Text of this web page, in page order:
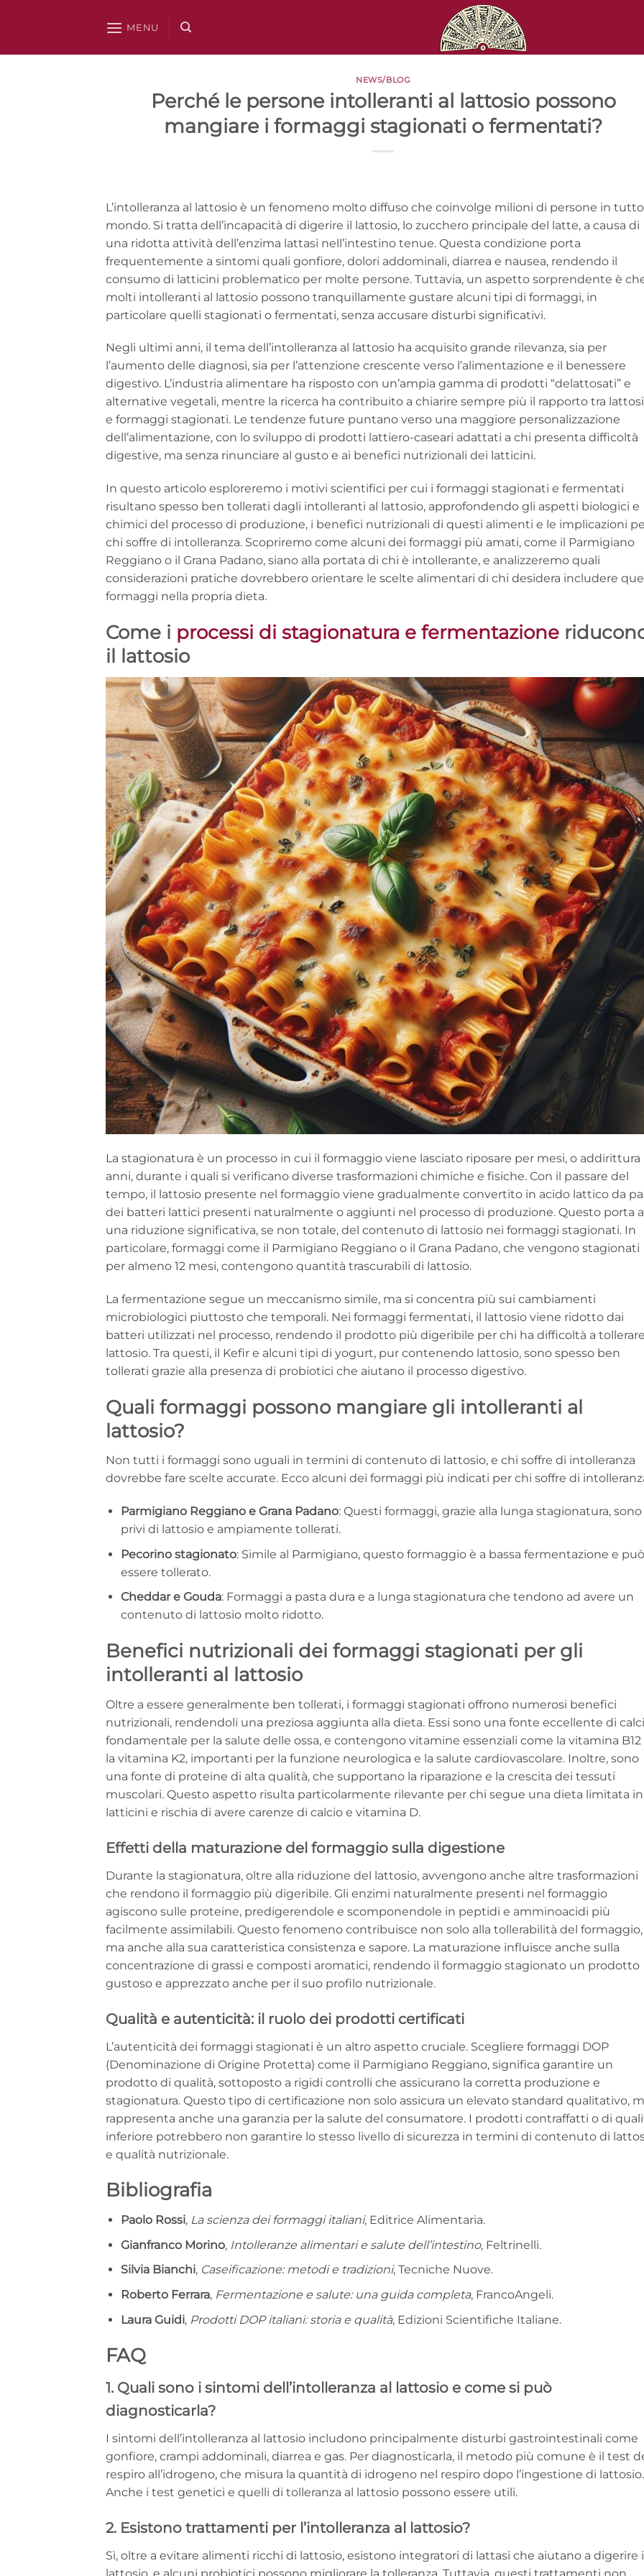
MENU
NEWS/BLOG
Perché le persone intolleranti al lattosio possono
mangiare i formaggi stagionati o fermentati?
L’intolleranza al lattosio è un fenomeno molto diffuso che coinvolge milioni di persone in
mondo. Si tratta dell’incapacità di digerire il lattosio, lo zucchero principale del latte, a causa di
una ridotta attività dell’enzima lattasi nell’intestino tenue. Questa condizione porta
frequentemente a sintomi quali gonfiore, dolori addominali, diarrea e nausea, rendendo il
consumo di latticini problematico per molte persone. Tuttavia, un aspetto sorprendente è
molti intolleranti al lattosio possono tranquillamente gustare alcuni tipi di formaggi, in
particolare quelli stagionati o fermentati, senza accusare disturbi significativi.
Negli ultimi anni, il tema dell’intolleranza al lattosio ha acquisito grande rilevanza, sia per
l’aumento delle diagnosi, sia per l’attenzione crescente verso l’alimentazione e il benessere
digestivo. L’industria alimentare ha risposto con un’ampia gamma di prodotti “delattosati” e
alternative vegetali, mentre la ricerca ha contribuito a chiarire sempre più il rapporto tra
e formaggi stagionati. Le tendenze future puntano verso una maggiore personalizzazione
dell’alimentazione, con lo sviluppo di prodotti lattiero-caseari adattati a chi presenta difficoltà
digestive, ma senza rinunciare al gusto e ai benefici nutrizionali dei latticini.
In questo articolo esploreremo i motivi scientifici per cui i formaggi stagionati e fermentati
risultano spesso ben tollerati dagli intolleranti al lattosio, approfondendo gli aspetti biologici e
chimici del processo di produzione, i benefici nutrizionali di questi alimenti e le implicazioni
chi soffre di intolleranza. Scopriremo come alcuni dei formaggi più amati, come il Parmigiano
Reggiano o il Grana Padano, siano alla portata di chi è intollerante, e analizzeremo quali
considerazioni pratiche dovrebbero orientare le scelte alimentari di chi desidera includere
formaggi nella propria dieta.
Come i processi di stagionatura e fermentazione
il lattosio
La stagionatura è un processo in cui il formaggio viene lasciato riposare per mesi, o addirittura
anni, durante i quali si verificano diverse trasformazioni chimiche e fisiche. Con il passare del
tempo, il lattosio presente nel formaggio viene gradualmente convertito in acido lattico da
dei batteri lattici presenti naturalmente o aggiunti nel processo di produzione. Questo porta a
una riduzione significativa, se non totale, del contenuto di lattosio nei formaggi stagionati. In
particolare, formaggi come il Parmigiano Reggiano o il Grana Padano, che vengono stagionati
per almeno 12 mesi, contengono quantità trascurabili di lattosio.
La fermentazione segue un meccanismo simile, ma si concentra più sui cambiamenti
microbiologici piuttosto che temporali. Nei formaggi fermentati, il lattosio viene ridotto dai
batteri utilizzati nel processo, rendendo il prodotto più digeribile per chi ha difficoltà a
lattosio. Tra questi, il Kefir e alcuni tipi di yogurt, pur contenendo lattosio, sono spesso ben
tollerati grazie alla presenza di probiotici che aiutano il processo digestivo.
Quali formaggi possono mangiare gli intolleranti al
lattosio?
Non tutti i formaggi sono uguali in termini di contenuto di lattosio, e chi soffre di intolleranza
dovrebbe fare scelte accurate. Ecco alcuni dei formaggi più indicati per chi soffre di
Parmigiano Reggiano e Grana Padano: Questi formaggi, grazie alla lunga stagionatura, sono
privi di lattosio e ampiamente tollerati.
Pecorino stagionato: Simile al Parmigiano, questo formaggio è a bassa fermentazione e può
essere tollerato.
Cheddar e Gouda: Formaggi a pasta dura e a lunga stagionatura che tendono ad avere un
contenuto di lattosio molto ridotto.
Benefici nutrizionali dei formaggi stagionati per gli
intolleranti al lattosio
Oltre a essere generalmente ben tollerati, i formaggi stagionati offrono numerosi benefici
nutrizionali, rendendoli una preziosa aggiunta alla dieta. Essi sono una fonte eccellente di
fondamentale per la salute delle ossa, e contengono vitamine essenziali come la vitamina B12
la vitamina K2, importanti per la funzione neurologica e la salute cardiovascolare. Inoltre, sono
una fonte di proteine di alta qualità, che supportano la riparazione e la crescita dei tessuti
muscolari. Questo aspetto risulta particolarmente rilevante per chi segue una dieta limitata in
latticini e rischia di avere carenze di calcio e vitamina D.
Effetti della maturazione del formaggio sulla digestione
Durante la stagionatura, oltre alla riduzione del lattosio, avvengono anche altre trasformazioni
che rendono il formaggio più digeribile. Gli enzimi naturalmente presenti nel formaggio
agiscono sulle proteine, predigerendole e scomponendole in peptidi e amminoacidi più
facilmente assimilabili. Questo fenomeno contribuisce non solo alla tollerabilità del formaggio,
ma anche alla sua caratteristica consistenza e sapore. La maturazione influisce anche sulla
concentrazione di grassi e composti aromatici, rendendo il formaggio stagionato un prodotto
gustoso e apprezzato anche per il suo profilo nutrizionale.
Qualità e autenticità: il ruolo dei prodotti certificati
L’autenticità dei formaggi stagionati è un altro aspetto cruciale. Scegliere formaggi DOP
(Denominazione di Origine Protetta) come il Parmigiano Reggiano, significa garantire un
prodotto di qualità, sottoposto a rigidi controlli che assicurano la corretta produzione e
stagionatura. Questo tipo di certificazione non solo assicura un elevato standard qualitativo,
rappresenta anche una garanzia per la salute del consumatore. I prodotti contraffatti o di
inferiore potrebbero non garantire lo stesso livello di sicurezza in termini di contenuto di
e qualità nutrizionale.
Bibliografia
Paolo Rossi, La scienza dei formaggi italiani, Editrice Alimentaria.
Gianfranco Morino, Intolleranze alimentari e salute dell’intestino, Feltrinelli.
Silvia Bianchi, Caseificazione: metodi e tradizioni, Tecniche Nuove.
Roberto Ferrara, Fermentazione e salute: una guida completa, FrancoAngeli.
Laura Guidi, Prodotti DOP italiani: storia e qualità, Edizioni Scientifiche Italiane.
FAQ
1. Quali sono i sintomi dell’intolleranza al lattosio e come si può
diagnosticarla?
I sintomi dell’intolleranza al lattosio includono principalmente disturbi gastrointestinali come
gonfiore, crampi addominali, diarrea e gas. Per diagnosticarla, il metodo più comune è il test
respiro all’idrogeno, che misura la quantità di idrogeno nel respiro dopo l’ingestione di lattosio.
Anche i test genetici e quelli di tolleranza al lattosio possono essere utili.
2. Esistono trattamenti per l’intolleranza al lattosio?
Sì, oltre a evitare alimenti ricchi di lattosio, esistono integratori di lattasi che aiutano a digerire